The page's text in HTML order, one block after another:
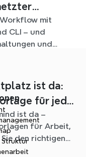
mit
CLI – und
und
ist da:
für jede
ist da –
für Arbeit,
den richtigen
leere Blatt.
Struktur